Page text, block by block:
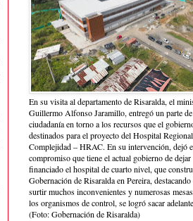
En su visita al departamento de Risaralda, el
Guillermo Alfonso Jaramillo, entregó un parte
ciudadanía en torno a los recursos que el
destinados para el proyecto del Hospital
Complejidad – HRAC. En su intervención, dejó
compromiso que tiene el actual gobierno de dejar
financiado el hospital de cuarto nivel, que
Gobernación de Risaralda en Pereira, destacando
surtir muchos inconvenientes y numerosas
los organismos de control, se logró sacar
(Foto: Gobernación de Risaralda)